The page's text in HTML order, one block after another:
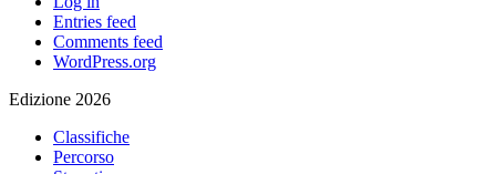
Entries feed
Comments feed
WordPress.org
Edizione 2026
Classifiche
Percorso